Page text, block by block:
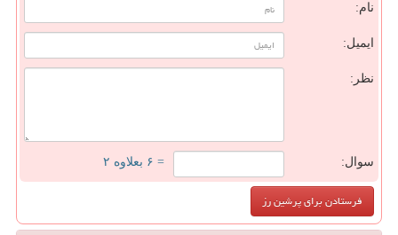
نام:
ایمیل:
نظر:
سوال: = ۶ بعلاوه ۲